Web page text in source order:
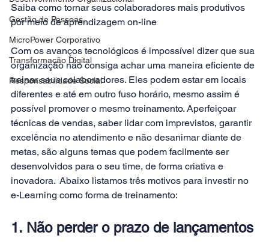
Gestão de Pessoas
MicroPower Corporativo
Transformação Digital
Responsabilidade Social
Saiba como tornar seus colaboradores mais produtivos
por meio de aprendizagem on-line
Com os avanços tecnológicos é impossível dizer que sua
organização não consiga achar uma maneira eficiente de
treinar seus colaboradores. Eles podem estar em locais
diferentes e até em outro fuso horário, mesmo assim é
possível promover o mesmo treinamento. Aperfeiçoar
técnicas de vendas, saber lidar com imprevistos, garantir
excelência no atendimento e não desanimar diante de
metas, são alguns temas que podem facilmente ser
desenvolvidos para o seu time, de forma criativa e
inovadora.  Abaixo listamos três motivos para investir no
e-Learning como forma de treinamento:
1. Não perder o prazo de lançamentos